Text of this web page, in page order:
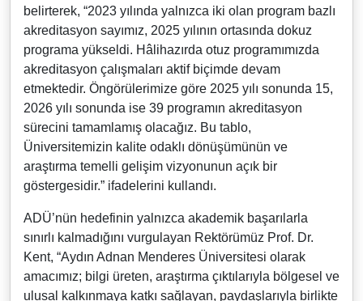
belirterek, “2023 yılında yalnızca iki olan program bazlı
akreditasyon sayımız, 2025 yılının ortasında dokuz
programa yükseldi. Hâlihazırda otuz programımızda
akreditasyon çalışmaları aktif biçimde devam
etmektedir. Öngörülerimize göre 2025 yılı sonunda 15,
2026 yılı sonunda ise 39 programın akreditasyon
sürecini tamamlamış olacağız. Bu tablo,
Üniversitemizin kalite odaklı dönüşümünün ve
araştırma temelli gelişim vizyonunun açık bir
göstergesidir.” ifadelerini kullandı.
ADÜ’nün hedefinin yalnızca akademik başarılarla
sınırlı kalmadığını vurgulayan Rektörümüz Prof. Dr.
Kent, “Aydın Adnan Menderes Üniversitesi olarak
amacımız; bilgi üreten, araştırma çıktılarıyla bölgesel ve
ulusal kalkınmaya katkı sağlayan, paydaşlarıyla birlikte